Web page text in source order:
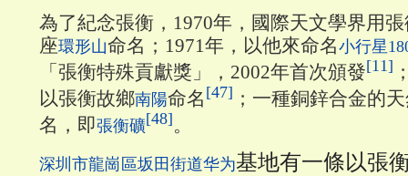
為了紀念張衡，1970年，國際天文學界用
座環形山命名；1971年，以他來命名小行星
「張衡特殊貢獻獎」，2002年首次頒發[11]
以張衡故鄉南陽命名 [47] ；一種銅鋅合金的
名，即張衡礦[48]。
深圳市龍崗區坂田街道华为基地有一條以張